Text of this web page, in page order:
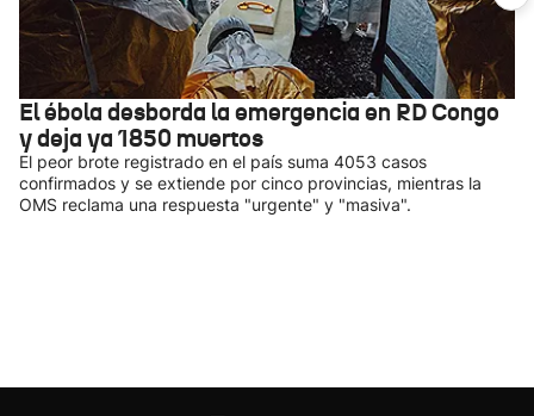
El ébola desborda la emergencia en RD Congo
y deja ya 1850 muertos
El peor brote registrado en el país suma 4053 casos
confirmados y se extiende por cinco provincias, mientras la
OMS reclama una respuesta "urgente" y "masiva".